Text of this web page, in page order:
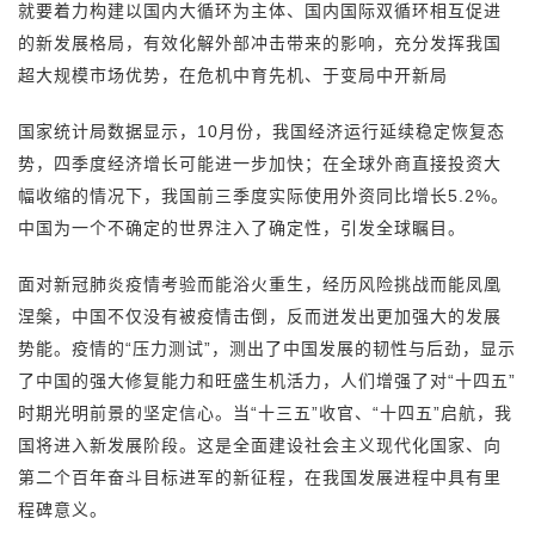
就要着力构建以国内大循环为主体、国内国际双循环相互促进
的新发展格局，有效化解外部冲击带来的影响，充分发挥我国
超大规模市场优势，在危机中育先机、于变局中开新局
国家统计局数据显示，10月份，我国经济运行延续稳定恢复态
势，四季度经济增长可能进一步加快；在全球外商直接投资大
幅收缩的情况下，我国前三季度实际使用外资同比增长5.2%。
中国为一个不确定的世界注入了确定性，引发全球瞩目。
面对新冠肺炎疫情考验而能浴火重生，经历风险挑战而能凤凰
涅槃，中国不仅没有被疫情击倒，反而迸发出更加强大的发展
势能。疫情的“压力测试”，测出了中国发展的韧性与后劲，显示
了中国的强大修复能力和旺盛生机活力，人们增强了对“十四五”
时期光明前景的坚定信心。当“十三五”收官、“十四五”启航，我
国将进入新发展阶段。这是全面建设社会主义现代化国家、向
第二个百年奋斗目标进军的新征程，在我国发展进程中具有里
程碑意义。